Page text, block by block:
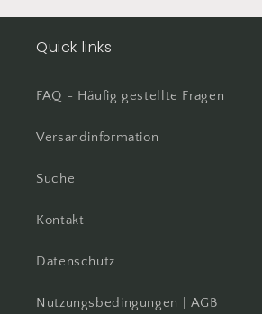
Quick links
FAQ - Häufig gestellte Fragen
Versandinformation
Suche
Kontakt
Datenschutz
Nutzungsbedingungen | AGB